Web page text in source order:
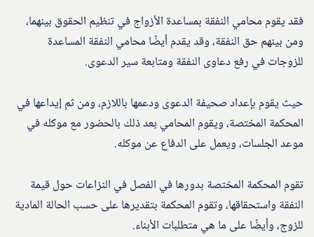
فقد يقوم محامي النفقة بمساعدة الأزواج في تنظيم الحقوق بينهما،
ومن بينهم حق النفقة، وقد يقدم أيضًا محامي النفقة المساعدة
للزوجات في رفع دعاوى النفقة ومتابعة سير الدعوى.
حيث يقوم بإعداد صحيفة الدعوى ودعمها باللازم، ومن ثم إيداعها في
المحكمة المختصة، ويقوم المحامي بعد ذلك بالحضور مع موكله في
موعد الجلسات، ويعمل على الدفاع عن موكله.
تقوم المحكمة المختصة بدورها في الفصل في النزاعات حول قيمة
النفقة واستحقاقها، وتقوم المحكمة بتقديرها على حسب الحالة المادية
للزوج، وأيضًا على ما هي متطلبات الأبناء.